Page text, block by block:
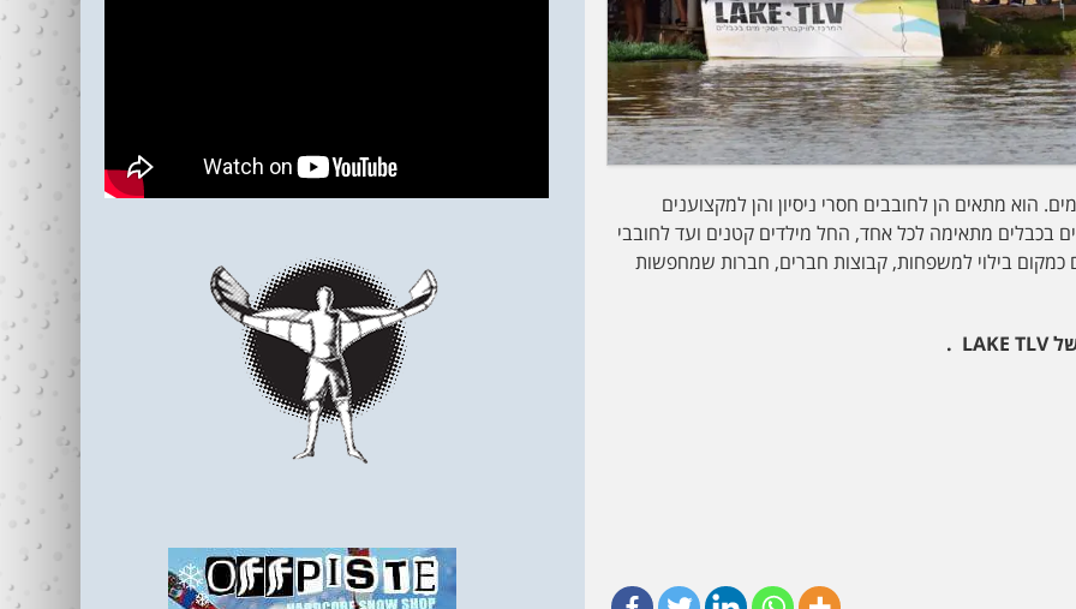
הוא מתאים הן לחובבים חסרי ניסיון והן למקצוענים
בכבלים מתאימה לכל אחד, החל מילדים קטנים ועד לחובבי
כמקום בילוי למשפחות, קבוצות חברים, חברות שמחפשות
שלLAKE TLV
.